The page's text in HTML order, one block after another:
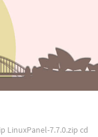
7.7.0.zip cd